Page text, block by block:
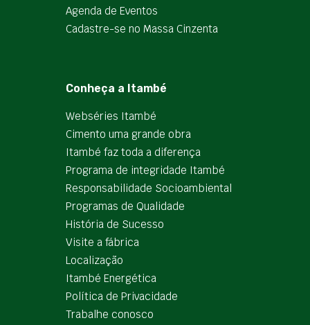
Agenda de Eventos
Cadastre-se no Massa Cinzenta
Conheça a Itambé
Webséries Itambé
Cimento uma grande obra
Itambé faz toda a diferença
Programa de integridade Itambé
Responsabilidade Socioambiental
Programas de Qualidade
História de Sucesso
Visite a fábrica
Localização
Itambé Energética
Política de Privacidade
Trabalhe conosco